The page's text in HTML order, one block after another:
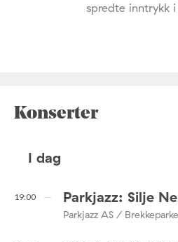
spredte inntrykk
Konserter
I dag
19:00 Parkjazz: Silje
Parkjazz AS /